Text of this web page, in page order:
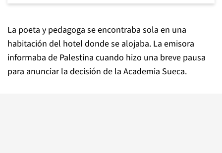
La poeta y pedagoga se encontraba sola en una
habitación del hotel donde se alojaba. La emisora
informaba de Palestina cuando hizo una breve pausa
para anunciar la decisión de la Academia Sueca.